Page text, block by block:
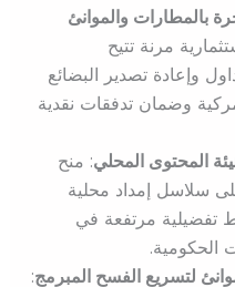
بالمطارات والموانئ
مرنة تتيح
وإعادة تصدير البضائع
وضمان تدفقات نقدية
المحتوى المحلي: منح
سلاسل إمداد محلية
تفضيلية مرتفعة في
الحكومية.
لتسريع الفسح المبرمج: